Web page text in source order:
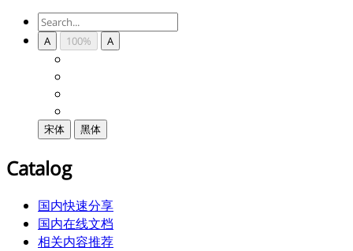
A 100% A
宋体 黑体
Catalog
国内快速分享
国内在线文档
相关内容推荐